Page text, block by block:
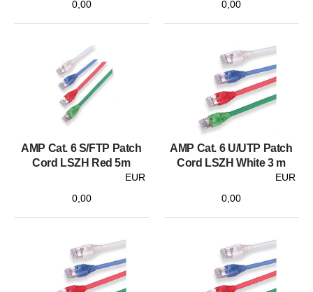
0,00 0,00
AMP Cat. 6 S/FTP Patch
Cord LSZH Red 5m
EUR
0,00
AMP Cat. 6 U/UTP Patch
Cord LSZH White 3 m
EUR
0,00